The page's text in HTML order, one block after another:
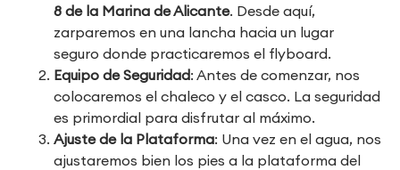
8 de la Marina de Alicante. Desde aquí,
zarparemos en una lancha hacia un lugar
seguro donde practicaremos el flyboard.
Equipo de Seguridad: Antes de comenzar, nos
colocaremos el chaleco y el casco. La seguridad
es primordial para disfrutar al máximo.
Ajuste de la Plataforma: Una vez en el agua, nos
ajustaremos bien los pies a la plataforma del